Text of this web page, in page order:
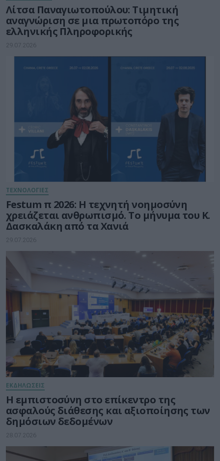
Λίτσα Παναγιωτοπούλου: Τιμητική
αναγνώριση σε μια πρωτοπόρο της
ελληνικής Πληροφορικής
29.07.2026
ΤΕΧΝΟΛΟΓΙΕΣ
Festum π 2026: Η τεχνητή νοημοσύνη
χρειάζεται ανθρωπισμό. Το μήνυμα του Κ.
Δασκαλάκη από τα Χανιά
29.07.2026
ΕΚΔΗΛΩΣΕΙΣ
Η εμπιστοσύνη στο επίκεντρο της
ασφαλούς διάθεσης και αξιοποίησης των
δημόσιων δεδομένων
28.07.2026